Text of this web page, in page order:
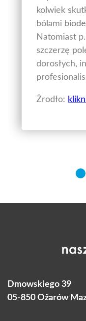
kolwiek
bólami
Natomiast
szczerzę
dorosłych,
Żrodło:
Dmowskiego 39
05-850 Ożarów